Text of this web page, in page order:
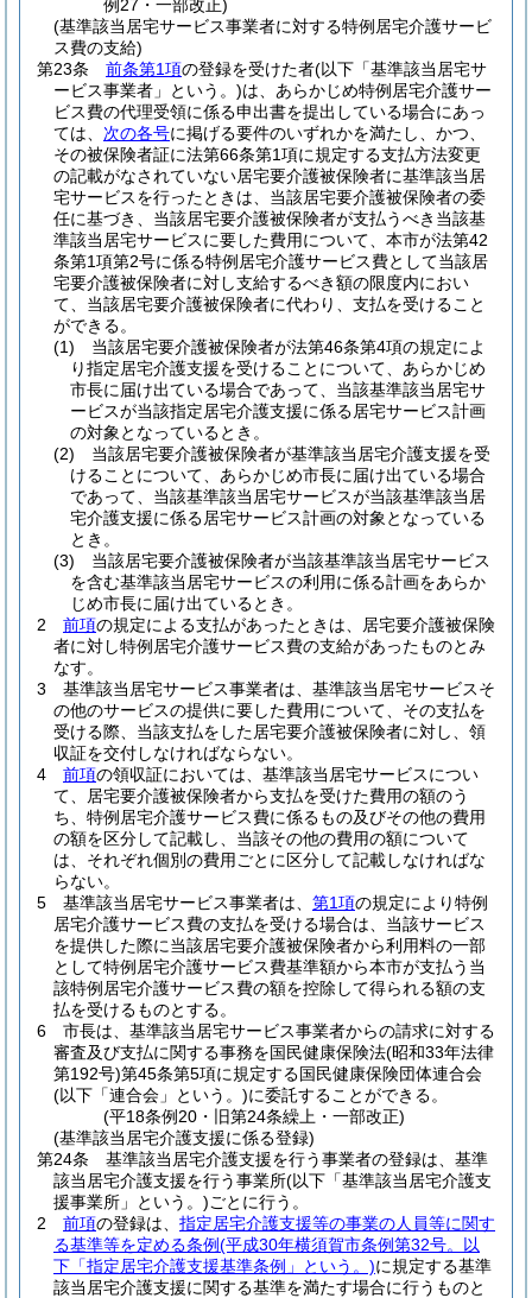
例27・一部改正)
(基準該当居宅サービス事業者に対する特例居宅介護サービ
ス費の支給)
第23条
前条第1項の登録を受けた者(以下「基準該当居宅サ
ービス事業者」という。)は、あらかじめ特例居宅介護サー
ビス費の代理受領に係る申出書を提出している場合にあっ
ては、 次の各号に掲げる要件のいずれかを満たし、かつ、
その被保険者証に法第66条第1項に規定する支払方法変更
の記載がなされていない居宅要介護被保険者に基準該当居
宅サービスを行ったときは、当該居宅要介護被保険者の委
任に基づき、当該居宅要介護被保険者が支払うべき当該基
準該当居宅サービスに要した費用について、本市が法第42
条第1項第2号に係る特例居宅介護サービス費として当該居
宅要介護被保険者に対し支給するべき額の限度内におい
て、当該居宅要介護被保険者に代わり、支払を受けること
ができる。
(1)
当該居宅要介護被保険者が法第46条第4項の規定によ
り指定居宅介護支援を受けることについて、あらかじめ
市長に届け出ている場合であって、当該基準該当居宅サ
ービスが当該指定居宅介護支援に係る居宅サービス計画
の対象となっているとき。
(2)
当該居宅要介護被保険者が基準該当居宅介護支援を受
けることについて、あらかじめ市長に届け出ている場合
であって、当該基準該当居宅サービスが当該基準該当居
宅介護支援に係る居宅サービス計画の対象となっている
とき。
(3)
当該居宅要介護被保険者が当該基準該当居宅サービス
を含む基準該当居宅サービスの利用に係る計画をあらか
じめ市長に届け出ているとき。
2
前項の規定による支払があったときは、居宅要介護被保険
者に対し特例居宅介護サービス費の支給があったものとみ
なす。
3
基準該当居宅サービス事業者は、基準該当居宅サービスそ
の他のサービスの提供に要した費用について、その支払を
受ける際、当該支払をした居宅要介護被保険者に対し、領
収証を交付しなければならない。
4
前項の領収証においては、基準該当居宅サービスについ
て、居宅要介護被保険者から支払を受けた費用の額のう
ち、特例居宅介護サービス費に係るもの及びその他の費用
の額を区分して記載し、当該その他の費用の額について
は、それぞれ個別の費用ごとに区分して記載しなければな
らない。
5
基準該当居宅サービス事業者は、 第1項の規定により特例
居宅介護サービス費の支払を受ける場合は、当該サービス
を提供した際に当該居宅要介護被保険者から利用料の一部
として特例居宅介護サービス費基準額から本市が支払う当
該特例居宅介護サービス費の額を控除して得られる額の支
払を受けるものとする。
6
市長は、基準該当居宅サービス事業者からの請求に対する
審査及び支払に関する事務を国民健康保険法(昭和33年法律
第192号)第45条第5項に規定する国民健康保険団体連合会
(以下「連合会」という。)に委託することができる。
(平18条例20・旧第24条繰上・一部改正)
(基準該当居宅介護支援に係る登録)
第24条
基準該当居宅介護支援を行う事業者の登録は、基準
該当居宅介護支援を行う事業所(以下「基準該当居宅介護支
援事業所」という。)ごとに行う。
2
前項の登録は、 指定居宅介護支援等の事業の人員等に関す
る基準等を定める条例(平成30年横須賀市条例第32号。以
下「指定居宅介護支援基準条例」という。)に規定する基準
該当居宅介護支援に関する基準を満たす場合に行うものと